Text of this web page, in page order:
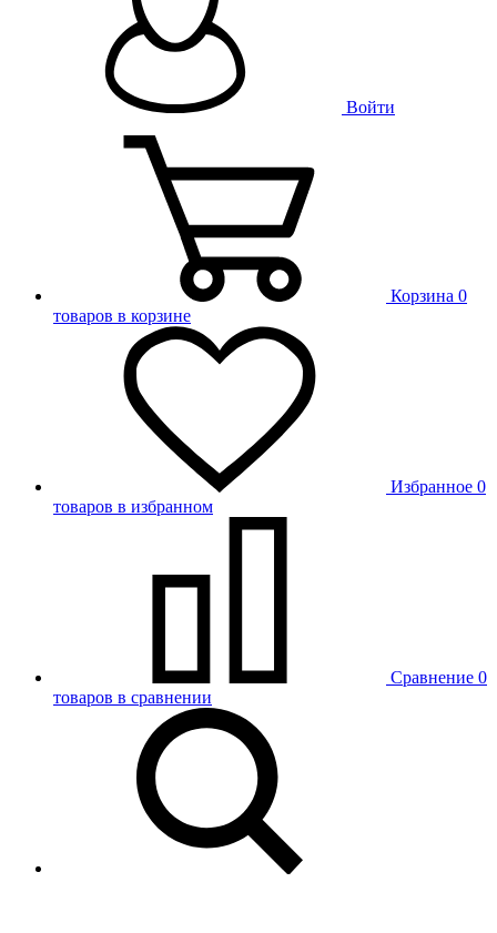
Войти
Корзина 0
товаров в корзине
Избранное 0
товаров в избранном
Сравнение 0
товаров в сравнении